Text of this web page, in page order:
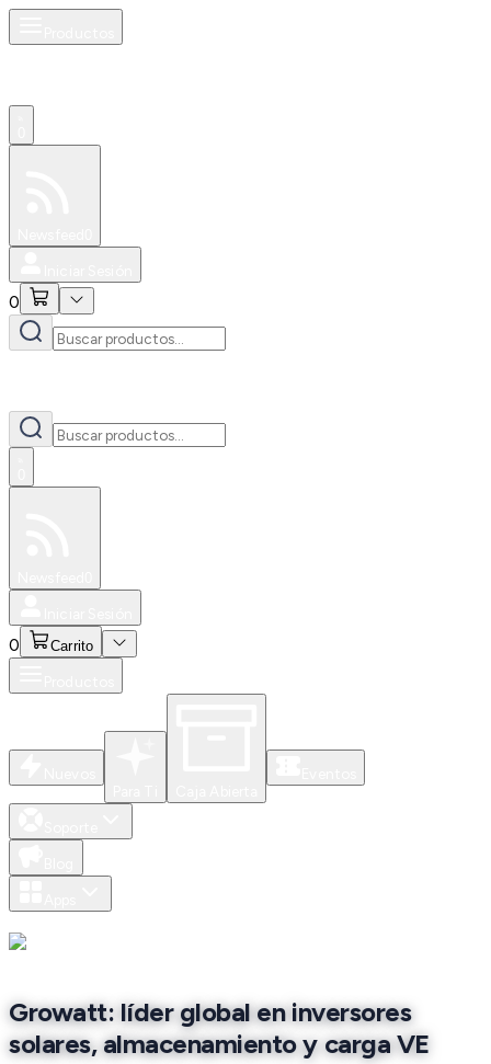
0
0 Carrito
Growatt: líder global en inversores
solares, almacenamiento y carga VE